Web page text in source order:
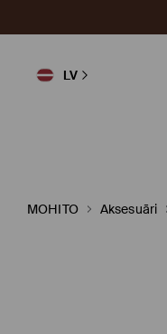
LV
MOHITO Aksesuāri